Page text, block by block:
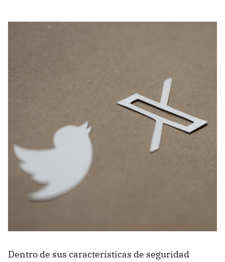
Dentro de sus características de seguridad